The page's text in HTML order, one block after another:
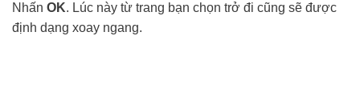
Nhấn OK. Lúc này từ trang bạn chọn trở đi cũng sẽ được
định dạng xoay ngang.